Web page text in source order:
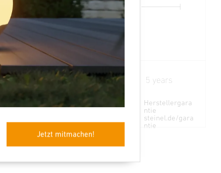
Jetzt mitmachen!
5 Sek - 60 Min
Herstellergara
ntie
steinel.de/gara
ntie